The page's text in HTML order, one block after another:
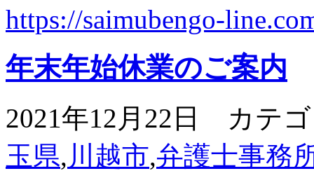
https://saimubengo-
年末年始休業のご案内
2021年12月22日 カテ
玉県, 川越市,弁護士事務